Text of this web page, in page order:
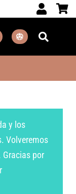
y los
Volveremos
Gracias por